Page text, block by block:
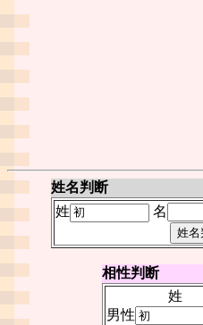
姓名判断
姓
名
相性判断
姓
男性